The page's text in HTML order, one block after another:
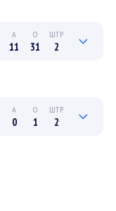
А О ШТР
11 31 2
А О ШТР
0 1 2